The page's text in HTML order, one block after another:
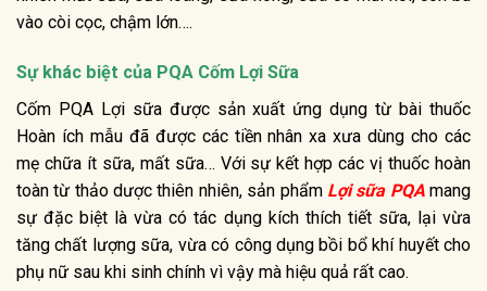
vào còi cọc, chậm lớn….
Sự khác biệt của PQA Cốm Lợi Sữa
Cốm PQA Lợi sữa được sản xuất ứng dụng từ bài thuốc
Hoàn ích mẫu đã được các tiền nhân xa xưa dùng cho các
mẹ chữa ít sữa, mất sữa… Với sự kết hợp các vị thuốc hoàn
toàn từ thảo dược thiên nhiên, sản phẩm Lợi sữa PQAmang
sự đặc biệt là vừa có tác dụng kích thích tiết sữa, lại vừa
tăng chất lượng sữa, vừa có công dụng bồi bổ khí huyết cho
phụ nữ sau khi sinh chính vì vậy mà hiệu quả rất cao.